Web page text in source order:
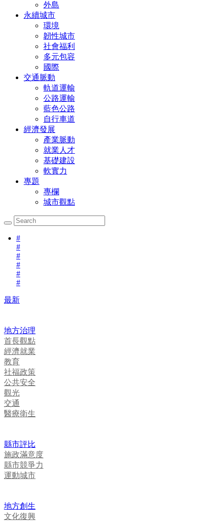
外島
永續城市
環境
韌性城市
社會福利
多元包容
國際
交通脈動
軌道運輸
公路運輸
藍色公路
自行車道
經濟發展
產業脈動
就業人才
基礎建設
軟實力
專題
專欄
城市觀點
#
#
#
#
#
#
最新
地方治理
首長觀點
經濟就業
教育
社福政策
公共安全
觀光
交通
醫療衛生
縣市評比
施政滿意度
縣市競爭力
運動城市
地方創生
文化復興